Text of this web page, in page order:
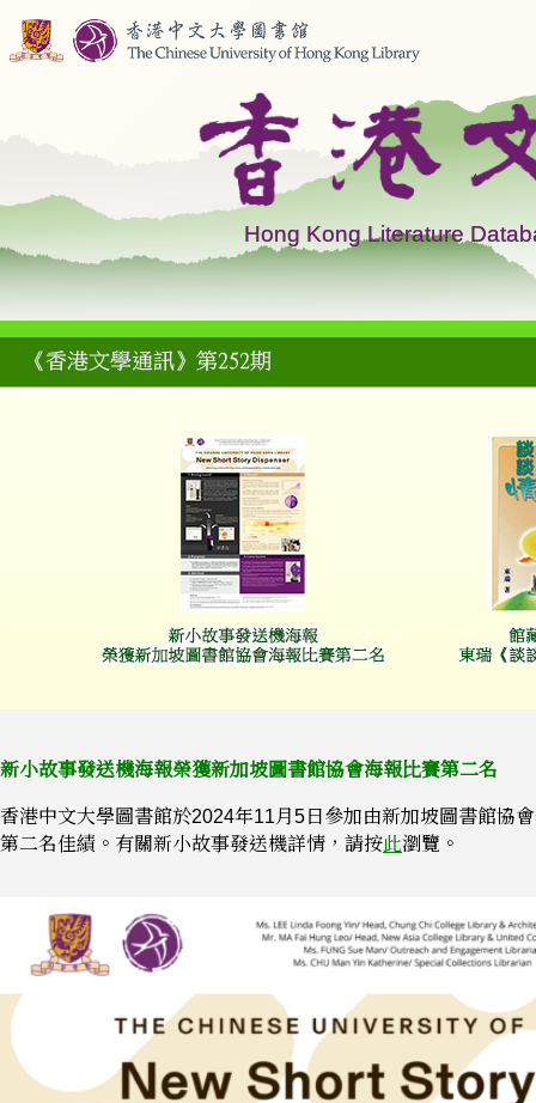
新小故事發送機海報榮獲新加坡圖書館協會海報比賽第二名
香港中文大學圖書館於2024年11月5日參加由新加坡圖書館協
第二名佳績。有關新小故事發送機詳情，請按此瀏覽。